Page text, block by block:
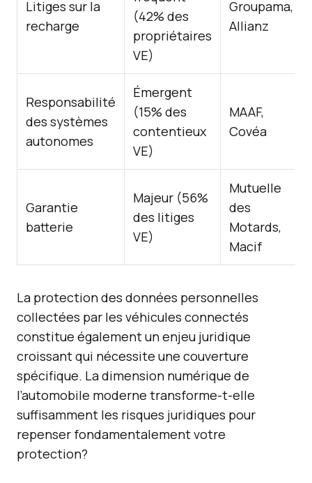
Litiges sur la
recharge
(42% des
propriétaires
VE)
Groupama,
Allianz
Responsabilité
des systèmes
autonomes
Émergent
(15% des
contentieux
VE)
MAAF,
Covéa
Garantie
batterie
Majeur (56%
des litiges
VE)
Mutuelle
des
Motards,
Macif
La protection des données personnelles
collectées par les véhicules connectés
constitue également un enjeu juridique
croissant qui nécessite une couverture
spécifique. La dimension numérique de
l’automobile moderne transforme-t-elle
suffisamment les risques juridiques pour
repenser fondamentalement votre
protection?